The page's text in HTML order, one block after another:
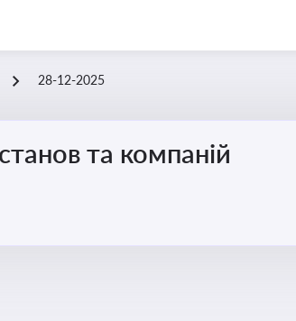
28-12-2025
та компаній